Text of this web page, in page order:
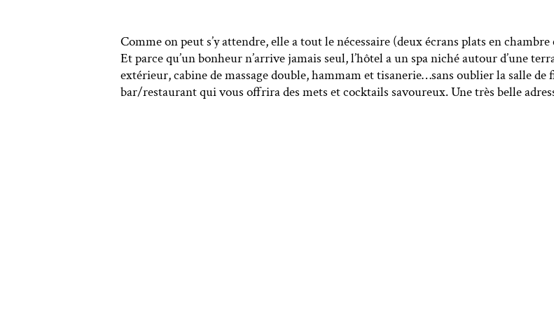
Comme on peut s’y attendre, elle a tout le nécessaire (deux écrans plats en
Et parce qu’un bonheur n’arrive jamais seul, l’hôtel a un spa niché autour d’une
extérieur, cabine de massage double, hammam et tisanerie…sans oublier la salle de
bar/restaurant qui vous offrira des mets et cocktails savoureux. Une très belle